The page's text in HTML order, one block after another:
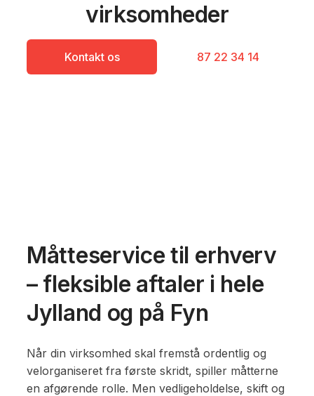
virksomheder
Kontakt os 87 22 34 14
Måtteservice til erhverv
– fleksible aftaler i hele
Jylland og på Fyn
Når din virksomhed skal fremstå ordentlig og
velorganiseret fra første skridt, spiller måtterne
en afgørende rolle. Men vedligeholdelse, skift og